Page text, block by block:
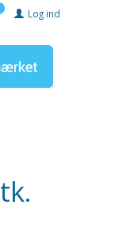
Log ind